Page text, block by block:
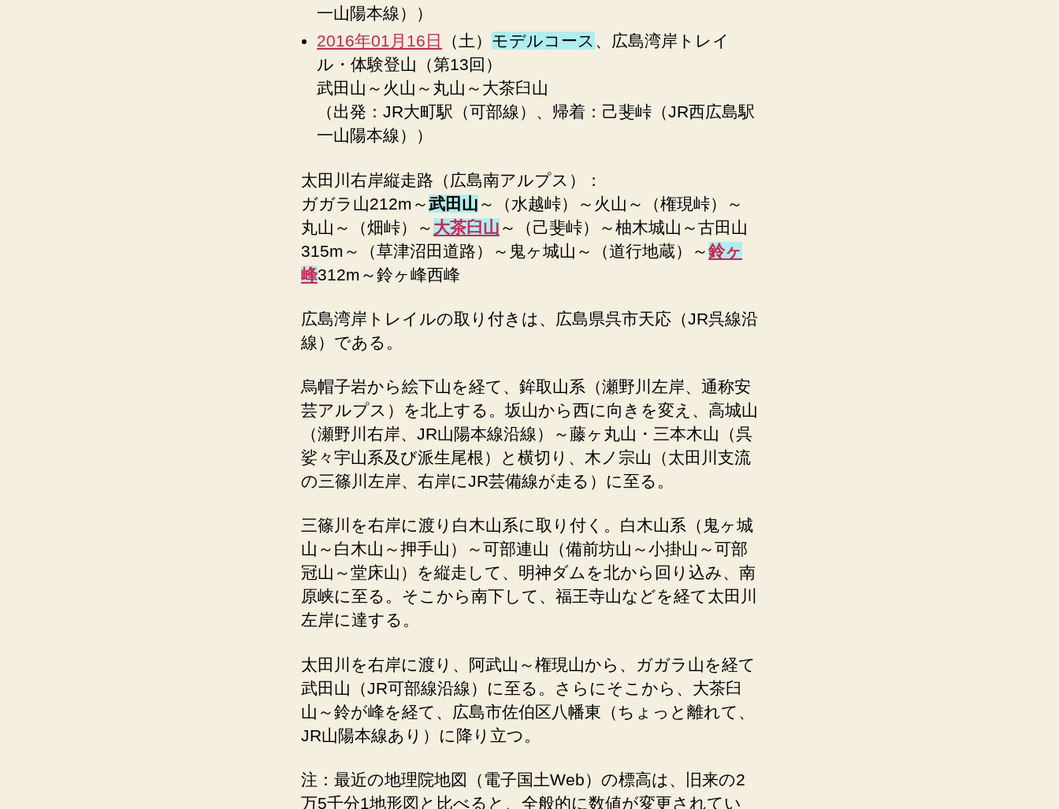
一山陽本線））
2016年01月16日
（土） モデルコース 、広島湾岸トレイ
ル・体験登山（第13回）
武田山～火山～丸山～大茶臼山
（出発：JR大町駅（可部線）、帰着：己斐峠（JR西広島駅
一山陽本線））
太田川右岸縦走路（広島南アルプス）：
ガガラ山212m～武田山 ～（水越峠）～火山～（権現峠）～
丸山～（畑峠）～ 大茶臼山 ～（己斐峠）～柚木城山～古田山
315m～（草津沼田道路）～鬼ヶ城山～（道行地蔵）～鈴ヶ
峰312m～鈴ヶ峰西峰
広島湾岸トレイルの取り付きは、広島県呉市天応（JR呉線沿
線）である。
烏帽子岩から絵下山を経て、鉾取山系（瀬野川左岸、通称安
芸アルプス）を北上する。坂山から西に向きを変え、高城山
（瀬野川右岸、JR山陽本線沿線）～藤ヶ丸山・三本木山（呉
娑々宇山系及び派生尾根）と横切り、木ノ宗山（太田川支流
の三篠川左岸、右岸にJR芸備線が走る）に至る。
三篠川を右岸に渡り白木山系に取り付く。白木山系（鬼ヶ城
山～白木山～押手山）～可部連山（備前坊山～小掛山～可部
冠山～堂床山）を縦走して、明神ダムを北から回り込み、南
原峡に至る。そこから南下して、福王寺山などを経て太田川
左岸に達する。
太田川を右岸に渡り、阿武山～権現山から、ガガラ山を経て
武田山（JR可部線沿線）に至る。さらにそこから、大茶臼
山～鈴が峰を経て、広島市佐伯区八幡東（ちょっと離れて、
JR山陽本線あり）に降り立つ。
注：最近の地理院地図（電子国土Web）の標高は、旧来の2
万5千分1地形図と比べると、全般的に数値が変更されてい